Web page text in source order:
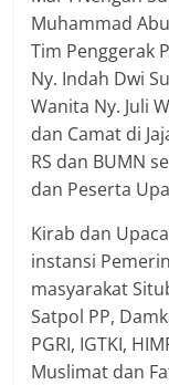
Muhammad
Tim Penggerak
Ny. Indah Dwi
Wanita Ny. Juli
dan Camat di
RS dan BUMN
dan Peserta
Kirab dan
instansi
masyarakat
Satpol PP,
PGRI, IGTKI,
Muslimat dan